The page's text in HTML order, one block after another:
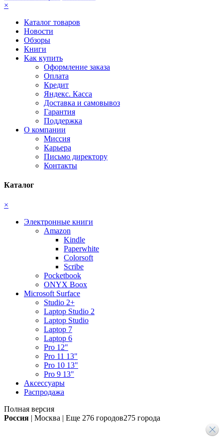
×
Каталог товаров
Новости
Обзоры
Книги
Как купить
Оформление заказа
Оплата
Кредит
Яндекс. Касса
Доставка и самовывоз
Гарантия
Поддержка
О компании
Миссия
Карьера
Письмо директору
Контакты
Каталог
×
Электронные книги
Amazon
Kindle
Paperwhite
Colorsoft
Scribe
Pocketbook
ONYX Boox
Microsoft Surface
Studio 2+
Laptop Studio 2
Laptop Studio
Laptop 7
Laptop 6
Pro 12"
Pro 11 13"
Pro 10 13"
Pro 9 13"
Аксессуары
Распродажа
Полная версия
Россия | Москва | Еще 276 городов275 города